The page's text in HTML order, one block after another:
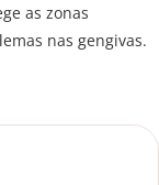
as zonas
nas gengivas.